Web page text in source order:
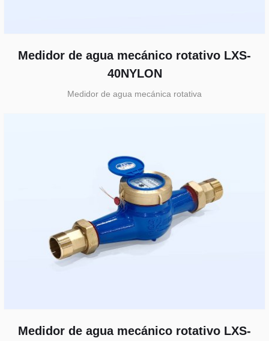
Medidor de agua mecánico rotativo LXS-
40NYLON
Medidor de agua mecánica rotativa
Medidor de agua mecánico rotativo LXS-